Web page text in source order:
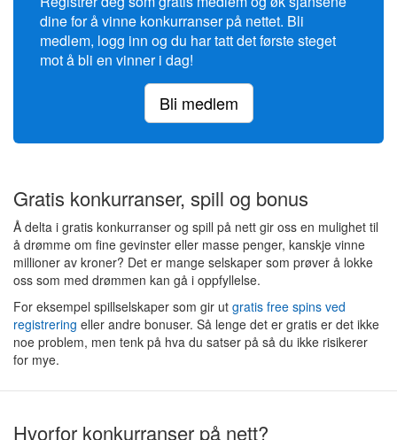
dine for å vinne konkurranser på nettet. Bli
medlem, logg inn og du har tatt det første steget
mot å bli en vinner i dag!
Bli medlem
Gratis konkurranser, spill og bonus
Å delta i gratis konkurranser og spill på nett gir oss en mulighet til
å drømme om fine gevinster eller masse penger, kanskje vinne
millioner av kroner? Det er mange selskaper som prøver å lokke
oss som med drømmen kan gå i oppfyllelse.
For eksempel spillselskaper som gir ut gratis free spins ved
registrering eller andre bonuser. Så lenge det er gratis er det ikke
noe problem, men tenk på hva du satser på så du ikke risikerer
for mye.
Hvorfor konkurranser på nett?